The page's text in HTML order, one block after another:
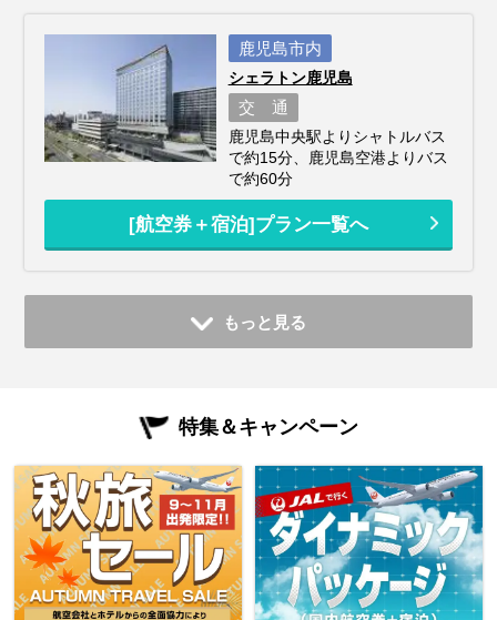
鹿児島市内
シェラトン鹿児島
交 通
鹿児島中央駅よりシャトルバス
で約15分、鹿児島空港よりバス
で約60分
[航空券＋宿泊]プラン一覧へ
もっと見る
特集＆キャンペーン